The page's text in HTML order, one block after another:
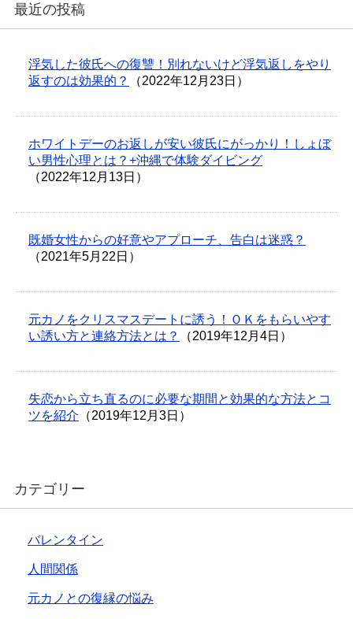
最近の投稿
浮気した彼氏への復讐！別れないけど浮気返しをやり
返すのは効果的？
（2022年12月23日）
ホワイトデーのお返しが安い彼氏にがっかり！しょぼ
い男性心理とは？+沖縄で体験ダイビング
（2022年12月13日）
既婚女性からの好意やアプローチ、告白は迷惑？
（2021年5月22日）
元カノをクリスマスデートに誘う！ＯＫをもらいやす
い誘い方と連絡方法とは？
（2019年12月4日）
失恋から立ち直るのに必要な期間と効果的な方法とコ
ツを紹介 （2019年12月3日）
カテゴリー
バレンタイン
人間関係
元カノとの復縁の悩み